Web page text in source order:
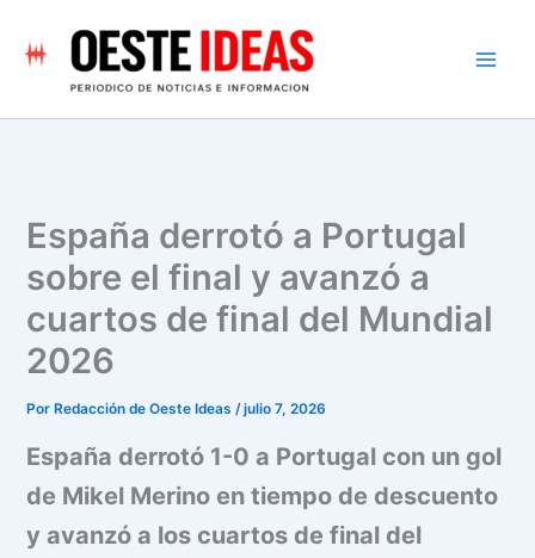
contenido
España derrotó a Portugal
sobre el final y avanzó a
cuartos de final del Mundial
2026
Por Redacción de Oeste Ideas/julio 7, 2026
España derrotó 1-0 a Portugal con un gol
de Mikel Merino en tiempo de descuento
y avanzó a los cuartos de final del